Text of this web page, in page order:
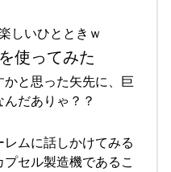
しいひとときｗ
使ってみた
と思った矢先に、巨
だありゃ？？
ムに話しかけてみる
セル製造機であるこ